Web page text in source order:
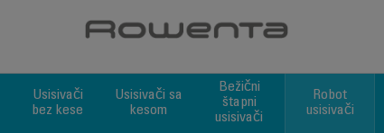
Choose a category
Usisivači
bez kese
Usisivači sa
kesom
Bežični
štapni
usisivači
Robot
usisivači